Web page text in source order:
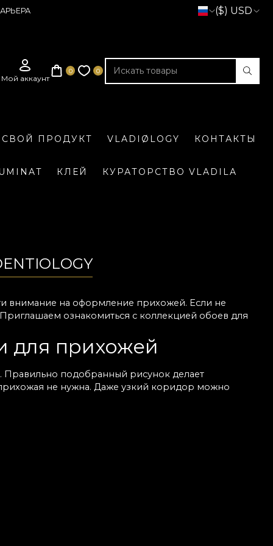
($) USD
СВОЙ ПРОДУКТ VLADIØLOGY КОНТАКТЫ
КЛЕЙ КУРАТОРСТВО VLADILA
внимание на оформление прихожей. Если не
ознакомиться с коллекцией обоев для
для прихожей
подобранный рисунок делает
не нужна. Даже узкий коридор можно
сочетаются с любой мебелью. Любите
тонах — он подчёркивает естественный свет и
есть качественные обои для прихожих, которые
зон. Обои для стен прихожей легко клеятся и
будет выглядеть безупречно. Вы найдёте
небольшому помещению. Можно
интерьером. Оформление прихожей обоями